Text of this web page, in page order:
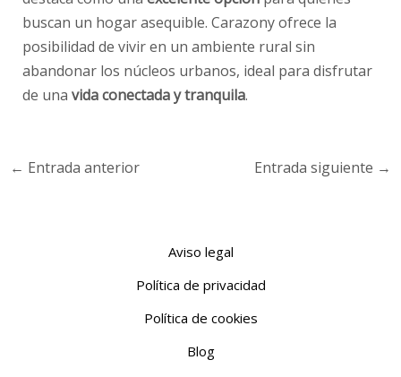
buscan un hogar asequible. Carazony ofrece la
posibilidad de vivir en un ambiente rural sin
abandonar los núcleos urbanos, ideal para disfrutar
de una vida conectada y tranquila.
← Entrada anterior Entrada siguiente →
Aviso legal
Política de privacidad
Política de cookies
Blog